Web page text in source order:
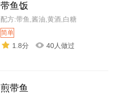
带鱼饭
配方:带鱼,酱油,黄酒,白糖
简单
1.8分 40人做过
煎带鱼